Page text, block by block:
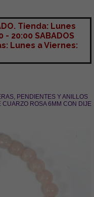
Tienda: Lunes
- 20:00 SABADOS
Lunes a Viernes:
PENDIENTES Y ANILLOS
CUARZO ROSA 6MM CON DIJE